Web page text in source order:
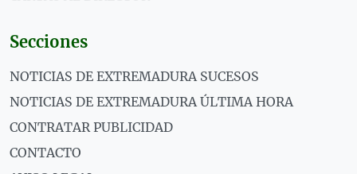
Secciones
NOTICIAS DE EXTREMADURA SUCESOS
NOTICIAS DE EXTREMADURA ÚLTIMA HORA
CONTRATAR PUBLICIDAD
CONTACTO